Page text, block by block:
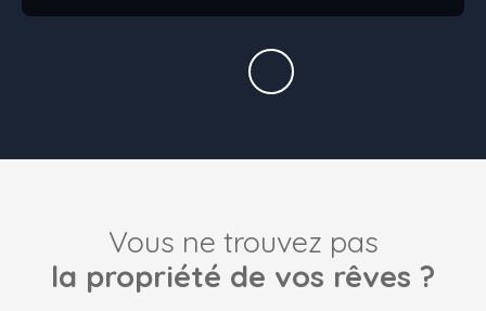
Vous ne trouvez pas
la propriété de vos rêves ?